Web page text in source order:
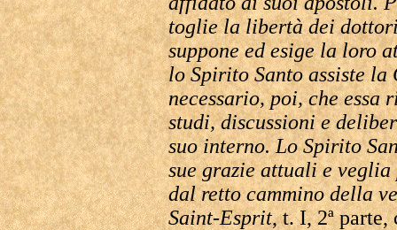
toglie la libertà dei
suppone ed esige la loro
lo Spirito Santo assiste
necessario, poi, che
studi, discussioni e
suo interno. Lo Spirito
sue grazie attuali e
dal retto cammino della
Saint-Esprit, t. I, 2ª parte,